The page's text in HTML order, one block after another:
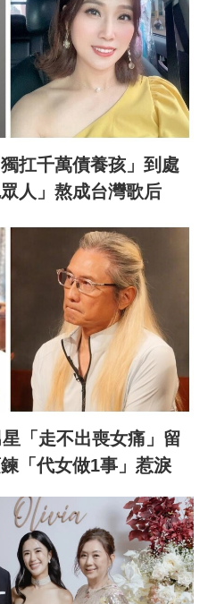
扛千萬債養孩」到處
人」熬成台灣歌后
「走不出喪女痛」留
「代女做1事」惹淚